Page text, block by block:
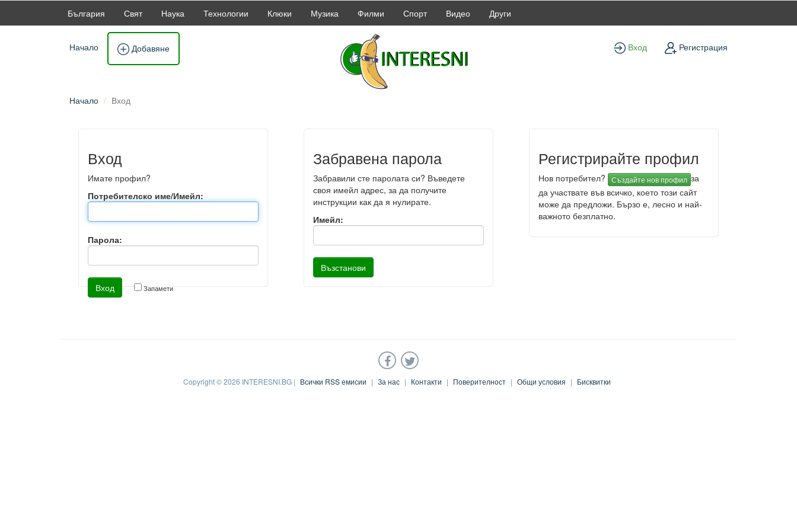
България Свят Наука Технологии Клюки Музика Филми Спорт Видео Други
Начало Регистрация
Вход
Добавяне
Начало Вход
Вход
Имате профил?
Потребителско име/Имейл:
Парола:
Запамети
Забравена парола
Забравили сте паролата си? Въведете
своя имейл адрес, за да получите
инструкции как да я нулирате.
Имейл:
Регистрирайте профил
Нов потребител? Създайте нов профил за
да участвате във всичко, което този сайт
може да предложи. Бързо е, лесно и най-
важното безплатно.
Copyright © 2026 INTERESNI.BG | Всички RSS емисии | За нас | Контакти | Поверителност | Общи условия | Бисквитки